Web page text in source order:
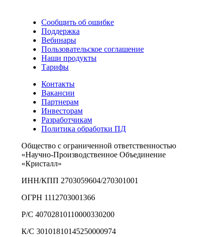
Сообщить об ошибке
Поддержка
Вебинары
Пользовательское соглашение
Наши продукты
Тарифы
Контакты
Вакансии
Партнерам
Инвесторам
Разработчикам
Политика обработки ПД
Общество с ограниченной ответственностью
«Научно-Производственное Объединение
«Кристалл»
ИНН/КПП 2703059604/270301001
ОГРН 1112703001366
Р/С 40702810110000330200
К/С 30101810145250000974